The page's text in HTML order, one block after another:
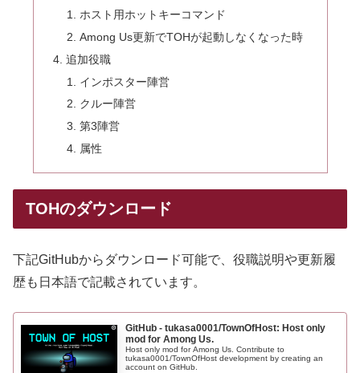
ホスト用ホットキーコマンド
Among Us更新でTOHが起動しなくなった時
追加役職
インポスター陣営
クルー陣営
第3陣営
属性
TOHのダウンロード
下記GitHubからダウンロード可能で、役職説明や更新履
歴も日本語で記載されています。
GitHub - tukasa0001/TownOfHost: Host only
mod for Among Us.
Host only mod for Among Us. Contribute to
tukasa0001/TownOfHost development by creating an
account on GitHub.